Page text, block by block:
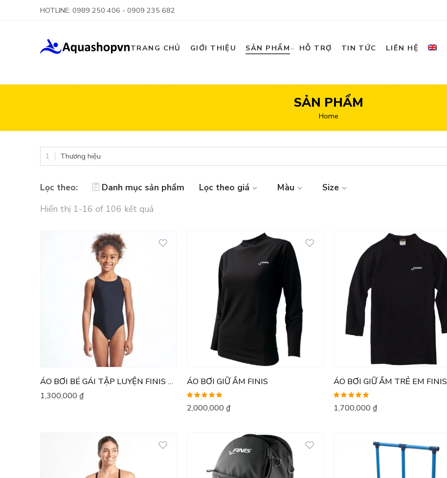
HOTLINE: 0989 250 406 - 0909 235 682
TRANG CHỦ GIỚI THIỆU SẢN PHẨM HỖ TRỢ TIN TỨC LIÊN HỆ
SẢN PHẨM
Home
Thương hiệu
Lọc theo: Danh mục sản phẩm Lọc theo giá Màu
Size
Hiển thị 1-16 of 106 kết quả
ÁO BƠI BÉ GÁI TẬP LUYỆN FINIS BLADEBACK SOLID
1,300,000 ₫
ÁO BƠI GIỮ ẤM FINIS
Được xếp
hạng5.00 5
2,000,000 ₫
ÁO BƠI GIỮ ẤM TRẺ EM FINIS
Được xếp
hạng5.00 5
1,700,000 ₫